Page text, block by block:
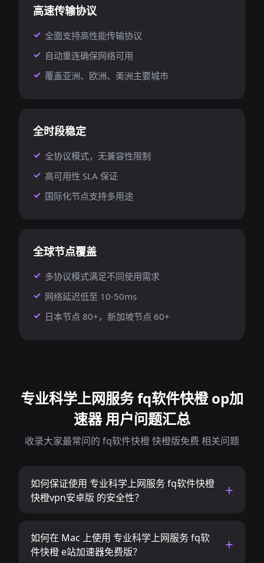
高速传输协议
全面支持高性能传输协议
自动重连确保网络可用
覆盖亚洲、欧洲、美洲主要城市
全时段稳定
全协议模式，无兼容性限制
高可用性 SLA 保证
国际化节点支持多用途
全球节点覆盖
多协议模式满足不同使用需求
网络延迟低至 10-50ms
日本节点 80+，新加坡节点 60+
专业科学上网服务 fq软件快橙 op加
速器 用户问题汇总
收录大家最常问的 fq软件快橙 快橙版免费 相关问题
如何保证使用 专业科学上网服务 fq软件快橙
快橙vpn安卓版 的安全性？
如何在 Mac 上使用 专业科学上网服务 fq软
件快橙 e站加速器免费版？